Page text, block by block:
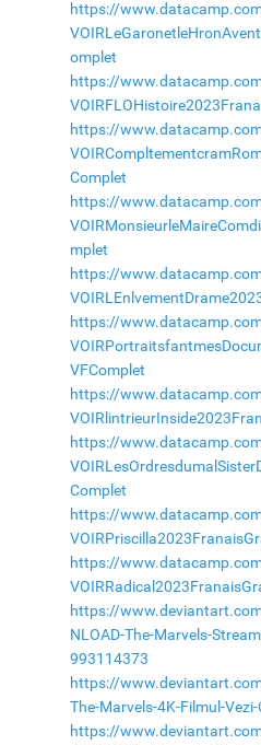
https://
omplet
https://
https://
Complet
https://
mplet
https://
https://
VFComplet
https://
https://
Complet
https://
https://
https://
NLOAD-The-Marvels-
993114373
https://
The-Marvels-4K-Filmul-
https://